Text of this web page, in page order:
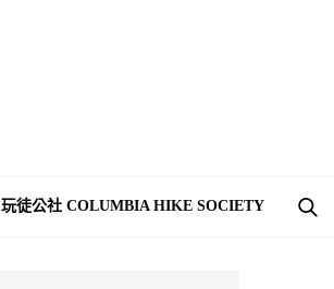
玩徒公社 COLUMBIA HIKE SOCIETY